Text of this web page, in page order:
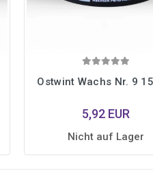
Ostwint Wachs Nr. 9
5,92 EUR
Nicht auf Lager